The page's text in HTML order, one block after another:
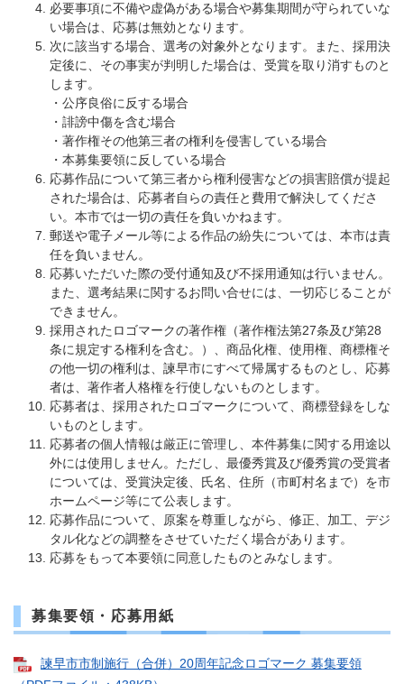
必要事項に不備や虚偽がある場合や募集期間が守られていな
い場合は、応募は無効となります。
次に該当する場合、選考の対象外となります。また、採用決
定後に、その事実が判明した場合は、受賞を取り消すものと
します。
・公序良俗に反する場合
・誹謗中傷を含む場合
・著作権その他第三者の権利を侵害している場合
・本募集要領に反している場合
応募作品について第三者から権利侵害などの損害賠償が提起
された場合は、応募者自らの責任と費用で解決してくださ
い。本市では一切の責任を負いかねます。
郵送や電子メール等による作品の紛失については、本市は責
任を負いません。
応募いただいた際の受付通知及び不採用通知は行いません。
また、選考結果に関するお問い合せには、一切応じることが
できません。
採用されたロゴマークの著作権（著作権法第27条及び第28
条に規定する権利を含む。）、商品化権、使用権、商標権そ
の他一切の権利は、諫早市にすべて帰属するものとし、応募
者は、著作者人格権を行使しないものとします。
応募者は、採用されたロゴマークについて、商標登録をしな
いものとします。
応募者の個人情報は厳正に管理し、本件募集に関する用途以
外には使用しません。ただし、最優秀賞及び優秀賞の受賞者
については、受賞決定後、氏名、住所（市町村名まで）を市
ホームページ等にて公表します。
応募作品について、原案を尊重しながら、修正、加工、デジ
タル化などの調整をさせていただく場合があります。
応募をもって本要領に同意したものとみなします。
募集要領・応募用紙
諫早市市制施行（合併）20周年記念ロゴマーク 募集要領